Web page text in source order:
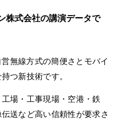
株式会社の講演データで
無線方式の簡便さとモバイ
つ新技術です。
場・工事現場・空港・鉄
送など高い信頼性が要求さ